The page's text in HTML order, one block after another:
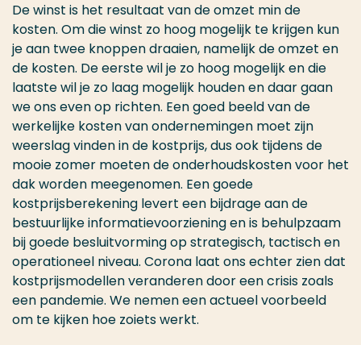
De winst is het resultaat van de omzet min de
kosten. Om die winst zo hoog mogelijk te krijgen kun
je aan twee knoppen draaien, namelijk de omzet en
de kosten. De eerste wil je zo hoog mogelijk en die
laatste wil je zo laag mogelijk houden en daar gaan
we ons even op richten. Een goed beeld van de
werkelijke kosten van ondernemingen moet zijn
weerslag vinden in de kostprijs, dus ook tijdens de
mooie zomer moeten de onderhoudskosten voor het
dak worden meegenomen. Een goede
kostprijsberekening levert een bijdrage aan de
bestuurlijke informatievoorziening en is behulpzaam
bij goede besluitvorming op strategisch, tactisch en
operationeel niveau. Corona laat ons echter zien dat
kostprijsmodellen veranderen door een crisis zoals
een pandemie. We nemen een actueel voorbeeld
om te kijken hoe zoiets werkt.